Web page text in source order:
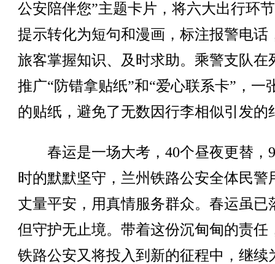
公安陪伴您”主题卡片，将六大出行环
提示转化为短句和漫画，标注报警电话
旅客掌握知识、及时求助。乘警支队在
推广“防错拿贴纸”和“爱心联系卡”，一
的贴纸，避免了无数因行李相似引发的
春运是一场大考，40个昼夜更替，
时的默默坚守，兰州铁路公安全体民警
丈量平安，用真情服务群众。春运虽已
但守护无止境。带着这份沉甸甸的责任
铁路公安又将投入到新的征程中，继续